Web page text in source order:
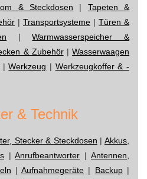
& Steckdosen | Tapeten &
| Transportsysteme | Türen &
|Warmwasserspeicher &
& Zubehör|Wasserwaagen
|Werkzeug | Werkzeugkoffer & -
& Technik
Stecker & Steckdosen |Akkus,
|Anrufbeantworter |Antennen,
|Aufnahmegeräte | Backup|